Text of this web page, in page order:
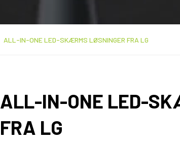
ALL-IN-ONE LED-SKÆRMS LØSNINGER FRA LG
ALL-IN-ONE LED-
FRA LG